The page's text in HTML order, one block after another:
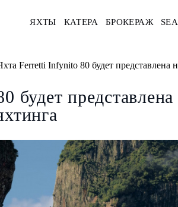
ЯХТЫ КАТЕРА БРОКЕРАЖ
Ferretti Infynito 80 будет представлена
будет представлена